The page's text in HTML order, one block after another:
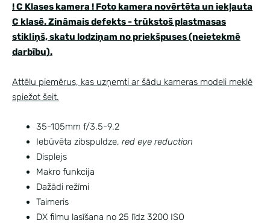
! C Klases kamera ! Foto kamera novērtēta un iekļauta
C klasē. Zināmais defekts - trūkstoš plastmasas
stikliņš, skatu lodziņam no priekšpuses (neietekmē
darbību).
Attēlu piemērus, kas uzņemti ar šādu kameras modeli meklē
spiežot šeit.
35-105mm f/3.5-9.2
Iebūvēta zibspuldze, red eye reduction
Displejs
Makro funkcija
Dažādi režīmi
Taimeris
DX filmu lasīšana no 25 līdz 3200 ISO